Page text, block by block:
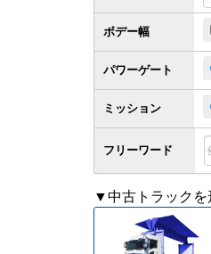
フリーワード
ボデー幅
パワーゲート
ミッション
▼中古トラックを